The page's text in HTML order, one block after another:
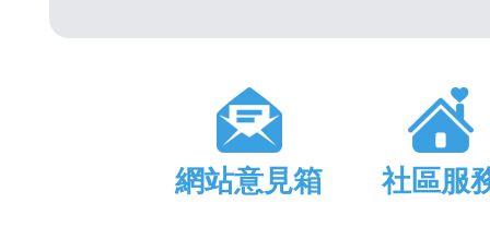
網站意見箱 社區服